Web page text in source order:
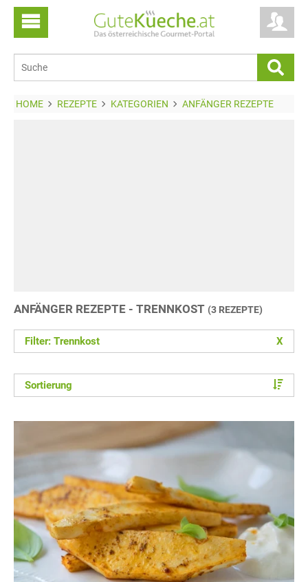
HOME REZEPTE KATEGORIEN ANFÄNGER REZEPTE
ANFÄNGER REZEPTE - TRENNKOST (3 REZEPTE)
Filter: Trennkost X
Sortierung